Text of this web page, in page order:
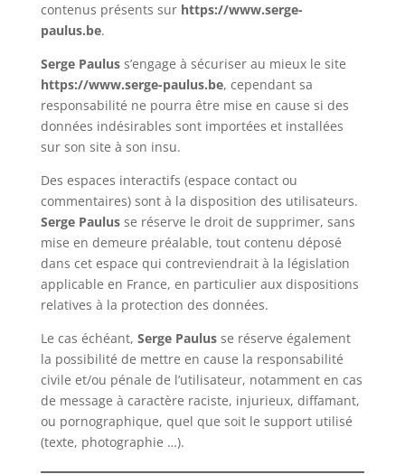
contenus présents sur https://www.serge-
paulus.be.
Serge Pauluss’engage à sécuriser au mieux le site
https://www.serge-paulus.be, cependant sa
responsabilité ne pourra être mise en cause si des
données indésirables sont importées et installées
sur son site à son insu.
Des espaces interactifs (espace contact ou
commentaires) sont à la disposition des utilisateurs.
Serge Paulusse réserve le droit de supprimer, sans
mise en demeure préalable, tout contenu déposé
dans cet espace qui contreviendrait à la législation
applicable en France, en particulier aux dispositions
relatives à la protection des données.
Le cas échéant, Serge Paulusse réserve également
la possibilité de mettre en cause la responsabilité
civile et/ou pénale de l’utilisateur, notamment en cas
de message à caractère raciste, injurieux, diffamant,
ou pornographique, quel que soit le support utilisé
(texte, photographie …).